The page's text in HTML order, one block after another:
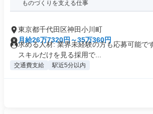
ものづくりを支える仕事
東京都千代田区神田小川町
月給26万7320円～35万360円
求める人材: 業界未経験の方も応募可能で
スキルだけを見る採用で...
交通費支給 駅近5分以内